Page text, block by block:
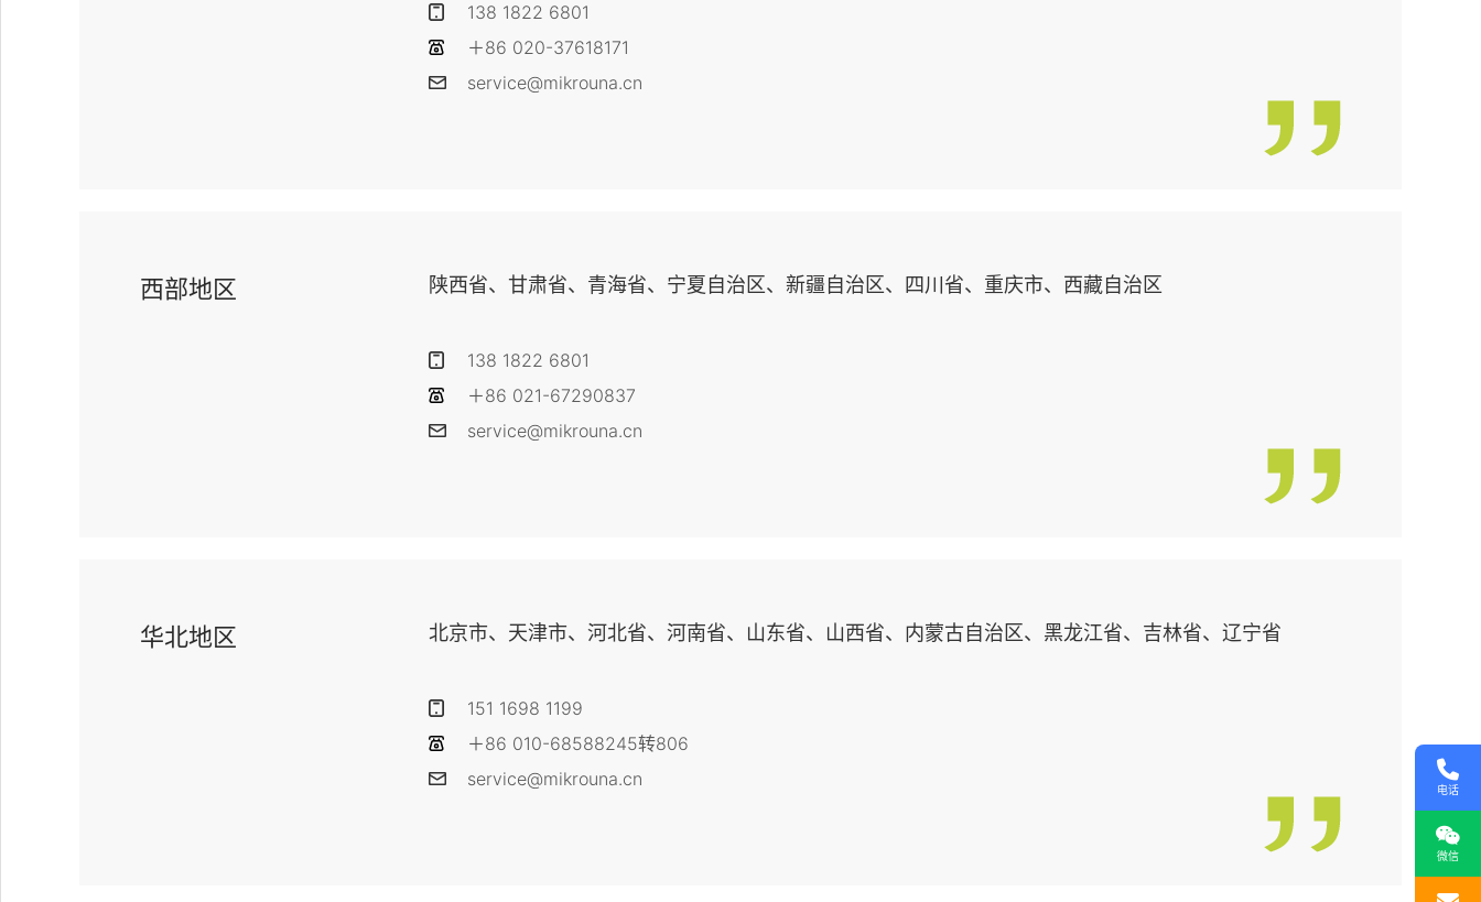
138 1822 6801
＋86 020-37618171
service@mikrouna.cn
西部地区 陕西省、甘肃省、青海省、宁夏自治区、新疆自治区、四川省、重庆市、西藏自治区
138 1822 6801
＋86 021-67290837
service@mikrouna.cn
华北地区 北京市、天津市、河北省、河南省、山东省、山西省、内蒙古自治区、黑龙江省、吉林省、辽宁省
151 1698 1199
＋86 010-68588245转806
service@mikrouna.cn
电话
微信